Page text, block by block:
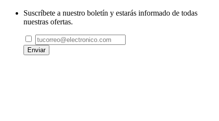
Suscríbete a nuestro boletín y estarás informado de todas
nuestras ofertas.
Enviar